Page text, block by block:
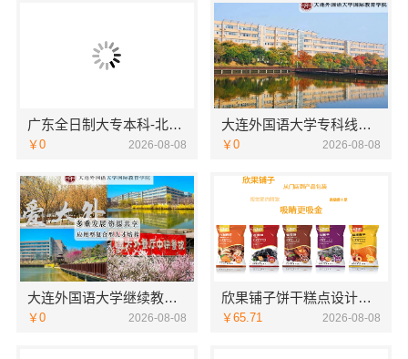
广东全日制大专本科-北京理工大学珠海学院继教院
￥0 2026-08-08
大连外国语大学专科线上招生线上报名
￥0 2026-08-08
大连外国语大学继续教育学院线上咨询英语专业
￥0 2026-08-08
欣果铺子饼干糕点设计的非常新颖
￥65.71 2026-08-08